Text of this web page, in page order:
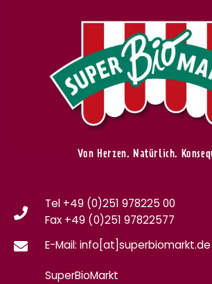
Von Herzen. Natürlich.
Tel +49 (0)251 978225 00
Fax +49 (0)251 97822577
E-Mail: info[at]superbiomarkt.de
SuperBioMarkt